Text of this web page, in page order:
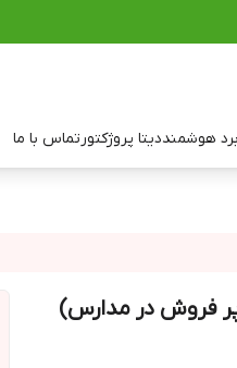
برد هوشمنددیتا پروژکتورتماس با ما
فروش در مدارس)